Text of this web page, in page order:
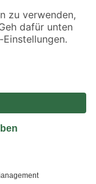
Angebote sind unter
Verfügbarkeiten beziehen
Speditionsversand, hier
widerrufen